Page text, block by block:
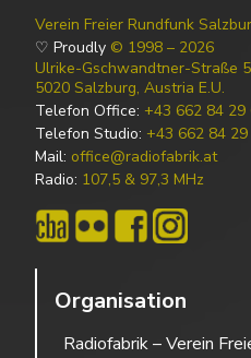
Verein Freier Rundfunk
♡ Proudly © 1998 – 2026
Ulrike-Gschwandtner-Straße 5
5020 Salzburg, Austria E.U.
Telefon Office: +43 662 84 29
Telefon Studio: +43 662 84
Mail: office@radiofabrik.at
Radio: 107,5 & 97,3 MHz
Organisation
Radiofabrik – Verein